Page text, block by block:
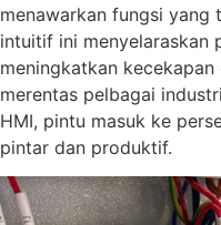
menawarkan fungsi yang
intuitif ini menyelaraskan
meningkatkan
merentas pelbagai
HMI, pintu masuk ke
pintar dan produktif.